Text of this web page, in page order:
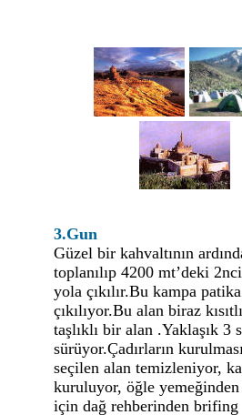
3.Gun
Güzel bir kahvaltının
toplanılıp 4200 mt’deki
yola çıkılır.Bu kampa
çıkılıyor.Bu alan biraz
taşlıklı bir alan .Yaklaşık 3
sürüyor.Çadırların
seçilen alan temizleniyor,
kuruluyor, öğle yemeğinden
için dağ rehberinden brifing